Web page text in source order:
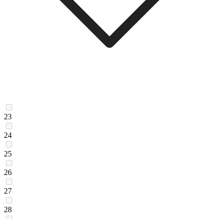
23
24
25
26
27
28